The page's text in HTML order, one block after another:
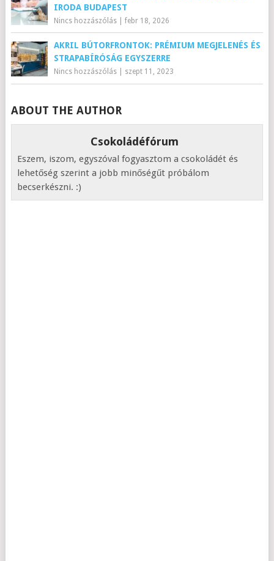
IRODA BUDAPEST
Nincs hozzászólás| febr 18, 2026
AKRIL BÚTORFRONTOK: PRÉMIUM MEGJELENÉS ÉS
STRAPABÍRÓSÁG EGYSZERRE
Nincs hozzászólás| szept 11, 2023
ABOUT THE AUTHOR
Csokoládéfórum
Eszem, iszom, egyszóval fogyasztom a csokoládét és
lehetőség szerint a jobb minőségűt próbálom
becserkészni. :)